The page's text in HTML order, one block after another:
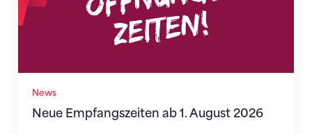
News
Neue Empfangszeiten ab 1. August 2026